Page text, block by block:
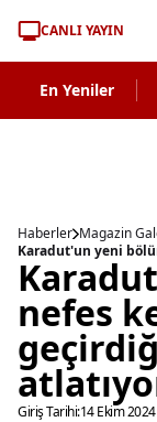
CANLI YAYIN
En Yeniler
Haberler Magazin
nefes
Giriş Tarihi:14 Ekim